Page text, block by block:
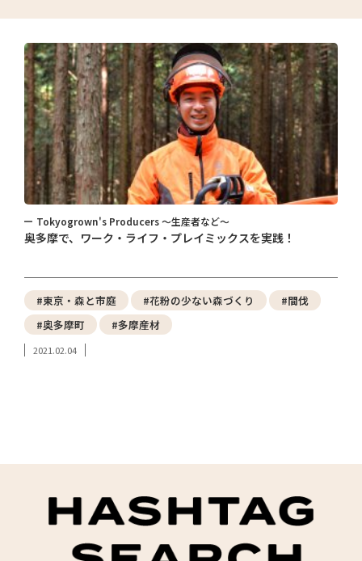
Tokyogrown's Producers ～生産者など～
奥多摩で、ワーク・ライフ・プレイミックスを実践！
#東京・森と市庭 #花粉の少ない森づくり
#間伐
#奥多摩町
#多摩産材
2021.02.04